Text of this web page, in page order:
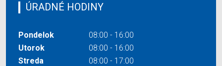
ÚRADNÉ HODINY
Pondelok
08:00 - 16:00
Utorok
08:00 - 16:00
Streda
08:00 - 17:00